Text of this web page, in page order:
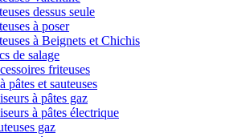
dessus seule
à poser
à Beignets et Chichis
de salage
friteuses
pâtes et sauteuses
à pâtes gaz
à pâtes électrique
gaz